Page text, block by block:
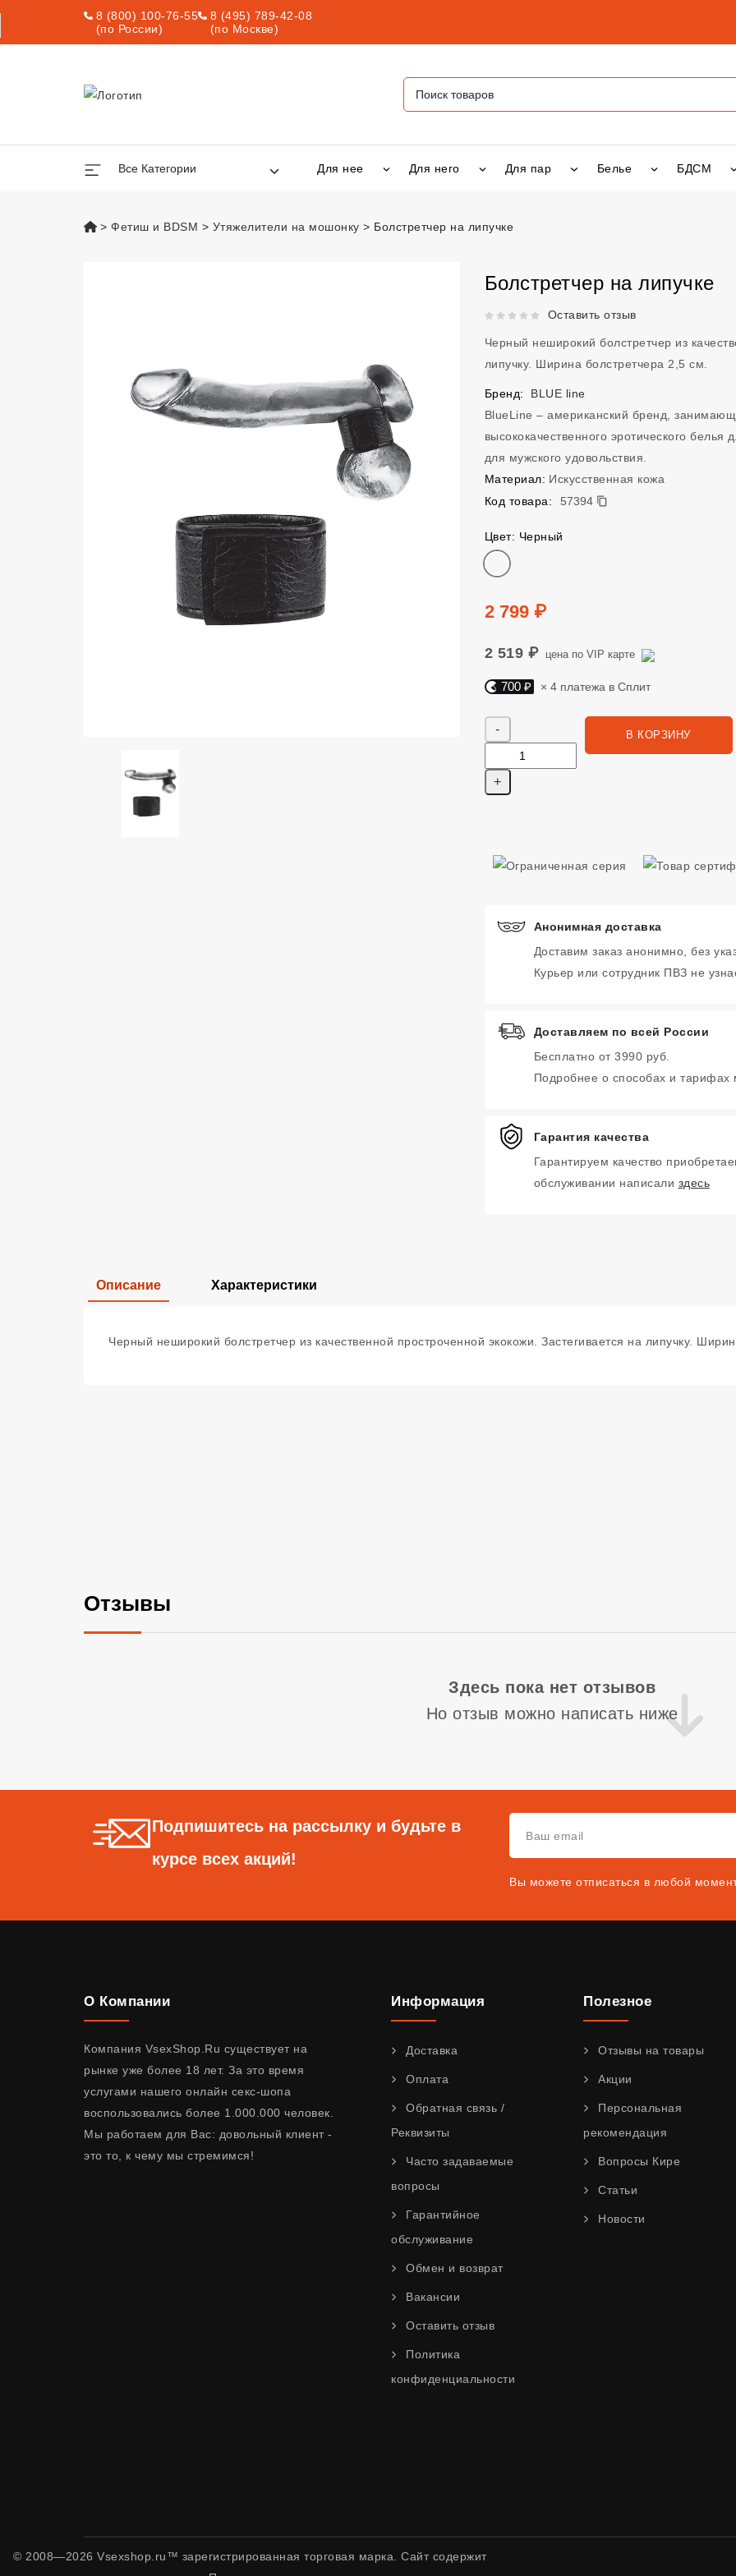
8 (800) 100-76-55
(по России)
8 (495) 789-42-08
(по Москве)
Все Категории Для нее Для него Для пар Белье БДСМ
vsexshop.ru
Фетиш и BDSM Утяжелители на мошонку Болстретчер на липучке
Болстретчер на липучке
Рейтинг 5 из 5.Оставить отзыв
Черный неширокий болстретчер из
липучку. Ширина болстретчера 2,5 см.
Бренд:
BLUE line
BlueLine – американский бренд,
высококачественного эротического
для мужского удовольствия.
Материал: Искусственная кожа
Код товара:
57394
57394
Цвет: Черный
Цвет
Цена
2 799 ₽
2 519 ₽ цена по VIP карте
Яндекс Сплит. 700 руб, 4 платежа в Сплит
700 ₽ × 4 платежа в Сплит
В КОРЗИНУ
Анонимная доставка
Доставим заказ анонимно, без
Курьер или сотрудник ПВЗ не
Доставляем по всей России
Бесплатно от 3990 руб.
Подробнее о способах и тарифах
Гарантия качества
Гарантируем качество
обслуживании написали здесь
Описание Характеристики
Черный неширокий болстретчер из качественной простроченной экокожи. Застегивается на липучку.
Отзывы
Здесь пока нет отзывов
Но отзыв можно написать ниже
Подпишитесь на рассылку и будьте в
курсе всех акций!
Вы можете отписаться в любой
О Компании
Компания VsexShop.Ru существует на
рынке уже более 18 лет. За это время
услугами нашего онлайн секс-шопа
воспользовались более 1.000.000 человек.
Мы работаем для Вас: довольный клиент -
это то, к чему мы стремимся!
Информация
Доставка
Оплата
Обратная связь /
Реквизиты
Часто задаваемые
вопросы
Гарантийное
обслуживание
Обмен и возврат
Вакансии
Оставить отзыв
Политика
конфиденциальности
Полезное
Отзывы на товары
Акции
Персональная
рекомендация
Вопросы Кире
Статьи
Новости
© 2008—2026 Vsexshop.ru™ зарегистрированная торговая марка. Сайт содержит